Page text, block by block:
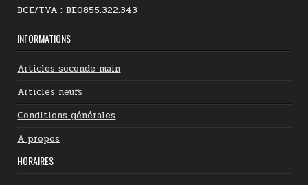
BCE/TVA : BE0855.322.343
INFORMATIONS
Articles seconde main
Articles neufs
Conditions générales
A propos
HORAIRES